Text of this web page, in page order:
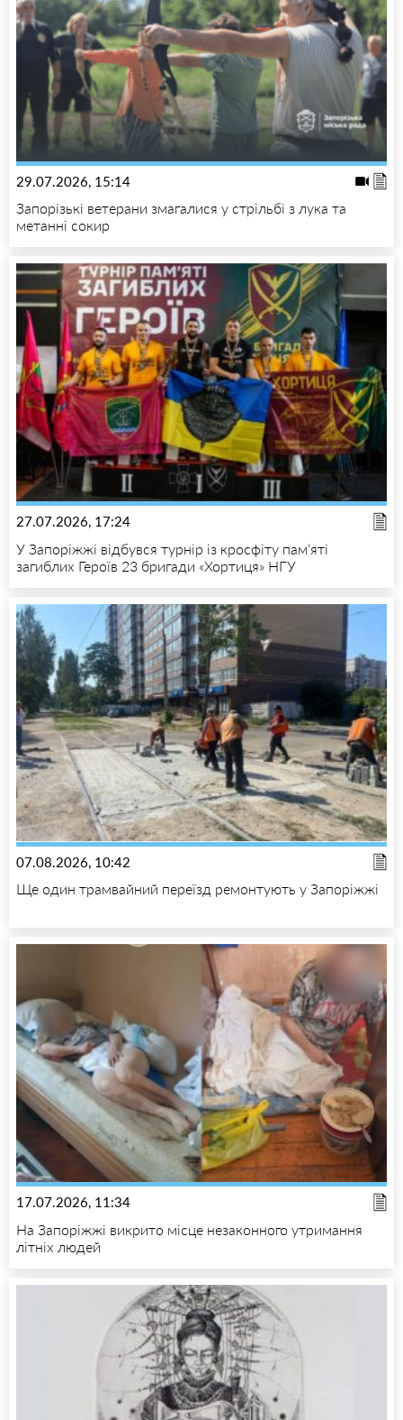
29.07.2026, 15:14
Запорізькі ветерани змагалися у стрільбі з лука та
метанні сокир
27.07.2026, 17:24
У Запоріжжі відбувся турнір із кросфіту пам’яті
загиблих Героїв 23 бригади «Хортиця» НГУ
07.08.2026, 10:42
Ще один трамвайний переїзд ремонтують у Запоріжжі
17.07.2026, 11:34
На Запоріжжі викрито місце незаконного утримання
літніх людей